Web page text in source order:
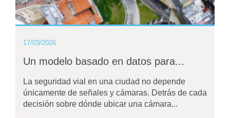
17/03/2026
Un modelo basado en datos para...
La seguridad vial en una ciudad no depende
únicamente de señales y cámaras. Detrás de cada
decisión sobre dónde ubicar una cámara...